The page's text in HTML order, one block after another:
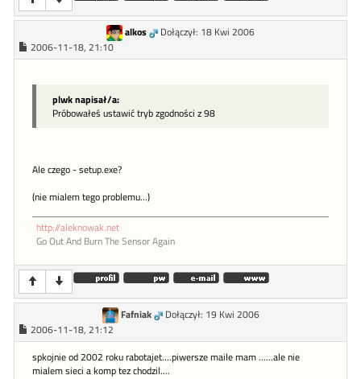
alkos
Dołączył: 18 Kwi 2006
2006-11-18, 21:10
plwk napisał/a:
Próbowałeś ustawić tryb zgodności z 98
Ale czego - setup.exe?
(nie mialem tego problemu...)
http://aleknowak.net
Go Out And Burn The Sensor Again
Fafniak
Dołączył: 19 Kwi 2006
2006-11-18, 21:12
spkojnie od 2002 roku rabotajet....piwersze maile mam ......ale nie
mialem sieci a komp tez chodzil....